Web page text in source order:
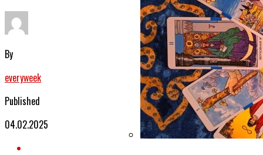
By
everyweek
Published
04.02.2025